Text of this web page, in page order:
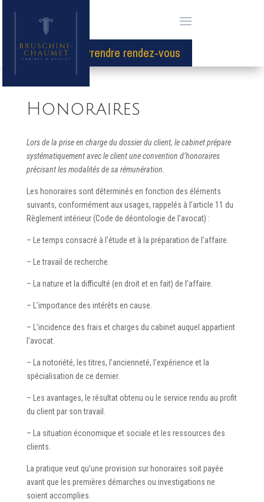
Prendre rendez-vous
Honoraires
Lors de la prise en charge du dossier du client, le cabinet prépare
systématiquementavec le clientune convention d’honoraires
précisant les modalités desa rémunération.
Les honoraires sont déterminés en fonction des éléments
suivants, conformément aux usages, rappelés à l’article 11 du
Règlement intérieur (Code de déontologie de l’avocat) :
– Le temps consacré à l’étude et à la préparation de l’affaire.
– Le travail de recherche.
– La nature et la difficulté (en droit et en fait) de l’affaire.
– L’importance des intérêts en cause.
– L’incidence des frais et charges du cabinet auquel appartient
l’avocat.
– La notoriété, les titres, l’ancienneté, l’expérience et la
spécialisation de ce dernier.
– Les avantages, le résultat obtenu ou le service rendu au profit
du client par son travail.
– La situation économique et sociale et les ressources des
clients.
La pratique veut qu’une provision sur honoraires soit payée
avant que les premières démarches ou investigations ne
soient accomplies.